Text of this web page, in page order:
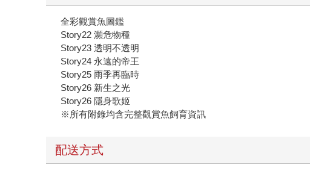
全彩觀賞魚圖鑑
Story22 瀕危物種
Story23 透明不透明
Story24 永遠的帝王
Story25 雨季再臨時
Story26 新生之光
Story26 隱身歌姬
※所有附錄均含完整觀賞魚飼育資訊
配送方式